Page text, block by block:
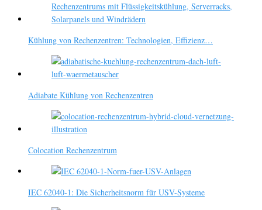
Kühlung von Rechenzentren: Technologien, Effizienz…
Adiabate Kühlung von Rechenzentren
Colocation Rechenzentrum
IEC 62040-1: Die Sicherheitsnorm für USV-Systeme